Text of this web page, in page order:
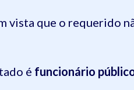
vista que o requerido
é funcionário